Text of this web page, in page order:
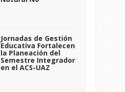
Jornadas de Gestión
Educativa Fortalecen
la Planeación del
Semestre Integrador
en el ACS-UAZ